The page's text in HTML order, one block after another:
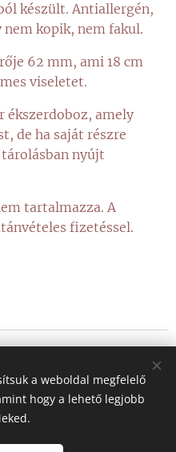
készült. Antiallergén,
kopik, nem fakul.
62 mm, ami 18 cm
viseletet.
ékszerdoboz, amely
de ha saját részre
nyújt
tartalmazza. A
fizetéssel.
Deutsch
a weboldal megfelelő
hogy a lehető legjobb